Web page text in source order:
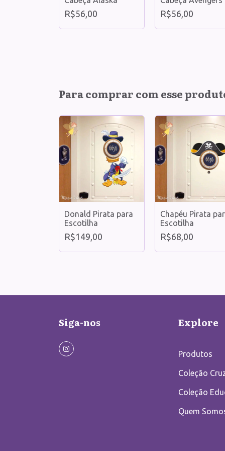
R$56,00 R$56,00
Para comprar com esse
Donald Pirata para
Escotilha
R$149,00
Chapéu Pirata
Escotilha
R$68,00
Siga-nos Explore
Produtos
Coleção
Coleção
Quem